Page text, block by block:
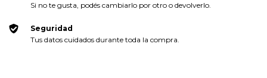
Si no te gusta, podés cambiarlo por otro o devolverlo.
Seguridad
Tus datos cuidados durante toda la compra.